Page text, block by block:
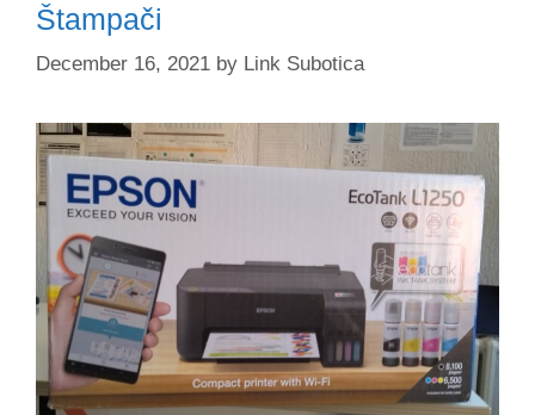
Štampači
December 16, 2021 by Link Subotica